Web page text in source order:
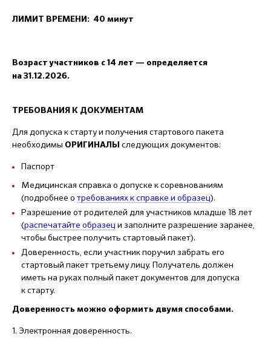
ЛИМИТ ВРЕМЕНИ: 40 минут
Возраст участников с 14 лет — определяется
на 31.12.2026.
ТРЕБОВАНИЯ К ДОКУМЕНТАМ
Для допуска к старту и получения стартового пакета
необходимы ОРИГИНАЛЫ следующих документов:
Паспорт
Медицинская справка о допуске к соревнованиям
(подробнее о требованиях к справке и образец).
Разрешение от родителей для участников младше 18 лет
(распечатайте образец и заполните разрешение заранее,
чтобы быстрее получить стартовый пакет).
Доверенность, если участник поручил забрать его
стартовый пакет третьему лицу. Получатель должен
иметь на руках полный пакет документов для допуска
к старту.
Доверенность можно оформить двумя способами.
1. Электронная доверенность.